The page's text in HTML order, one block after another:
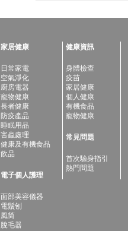
家居健康
日常家電
空氣淨化
廚房電器
寵物健康
長者健康
防疫產品
睡眠用品
害蟲處理
健康及有機食品
飲品
電子個人護理
面部美容儀器
電鬚刨
風筒
脫毛器
健康資訊
身體檢查
疫苗
家居健康
個人健康
有機食品
寵物健康
常見問題
首次驗身指引
熱門問題